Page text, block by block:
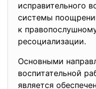
исправительного
системы
к
ресоциализации.
Основными
воспитательной
является